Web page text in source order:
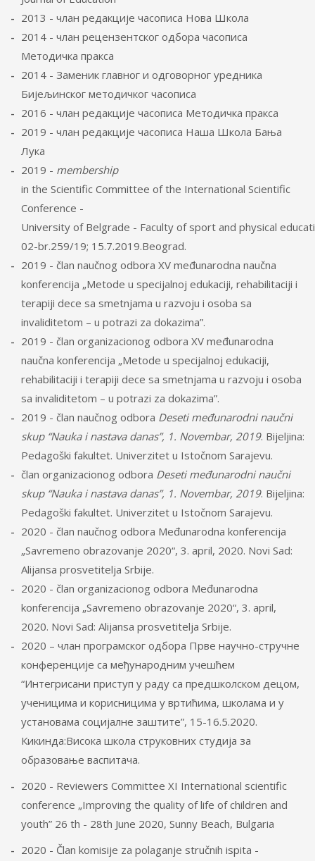
2013 - члан редакције часописа Нова Школа
2014 - члан рецензентског одбора часописа
Методичка пракса
2014 - Заменик главног и одговорног уредника
Бијељинског методичког часописа
2016 - члан редакције часописа Методичка пракса
2019 - члан редакције часописа Наша Школа Бања
Лука
2019 - membership
in the Scientific Committee of the International Scientific
Conference -
University of Belgrade - Faculty of sport and physical
02-br.259/19; 15.7.2019.Beograd.
2019 - član naučnog odbora XV međunarodna naučna
konferencija „Metode u specijalnoj edukaciji, rehabilitaciji i
terapiji dece sa smetnjama u razvoju i osoba sa
invaliditetom – u potrazi za dokazima”.
2019 - član organizacionog odbora XV međunarodna
naučna konferencija „Metode u specijalnoj edukaciji,
rehabilitaciji i terapiji dece sa smetnjama u razvoju i osoba
sa invaliditetom – u potrazi za dokazima”.
2019 - član naučnog odbora Deseti međunarodni naučni
skup “Nauka i nastava danas”, 1. Novembar, 2019. Bijeljina:
Pedagoški fakultet. Univerzitet u Istočnom Sarajevu.
član organizacionog odbora Deseti međunarodni naučni
skup “Nauka i nastava danas”, 1. Novembar, 2019. Bijeljina:
Pedagoški fakultet. Univerzitet u Istočnom Sarajevu.
2020 - član naučnog odbora Međunarodna konferencija
„Savremeno obrazovanje 2020“, 3. april, 2020. Novi Sad:
Alijansa prosvetitelja Srbije.
2020 - član organizacionog odbora Međunarodna
konferencija „Savremeno obrazovanje 2020“, 3. april,
2020. Novi Sad: Alijansa prosvetitelja Srbije.
2020 – члан програмског одбора Прве научно-стручне
конференције са међународним учешћем
“Интегрисани приступ у раду са предшколском децом,
ученицима и корисницима у вртићима, школама и у
установама социјалне заштите”, 15-16.5.2020.
Кикинда:Висока школа струковних студија за
образовање васпитача.
2020 - Reviewers Committee XI International scientific
conference „Improving the quality of life of children and
youth” 26 th - 28th June 2020, Sunny Beach, Bulgaria
2020 - Član komisije za polaganje stručnih ispita -